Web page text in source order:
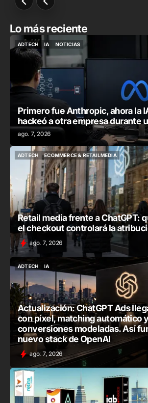
Lo más reciente
ADTECH
ADTECH
IA
NOTICIAS
Primero fue Anthropic, ahora la
hackeó a otra empresa durante
ago. 7, 2026
ADTECH
ADTECH
ECOMMERCE & RETAILMEDIA
ECOMMERCE & RETAILMEDIA
Retail media frente a ChatGPT:
el checkout controlará la
ago. 7, 2026
ADTECH
IA
Actualización: ChatGPT Ads
con píxel, matching automático
conversiones modeladas. Así
nuevo stack de OpenAI
ago. 7, 2026